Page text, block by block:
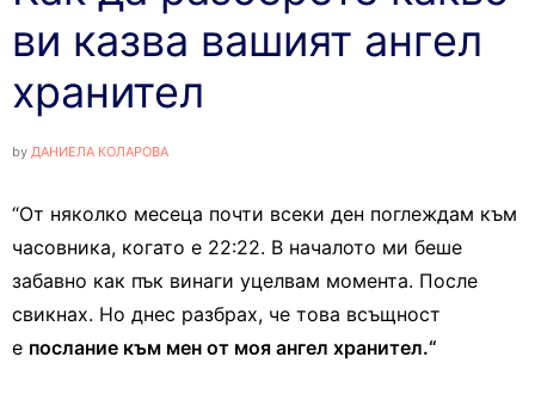
ви казва вашият ангел
хранител
by ДАНИЕЛА КОЛАРОВА
“От няколко месеца почти всеки ден поглеждам към
часовника, когато е 22:22. В началото ми беше
забавно как пък винаги уцелвам момента. После
свикнах. Но днес разбрах, че това всъщност
е послание към мен от моя ангел хранител.“